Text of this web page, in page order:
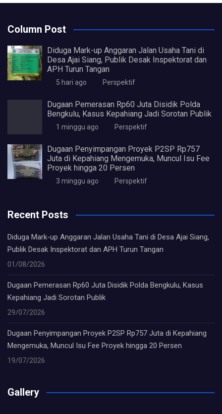
Column Post
Diduga Mark-up Anggaran Jalan Usaha Tani di
Desa Ajai Siang, Publik Desak Inspektorat dan
APH Turun Tangan
5 hari ago Perspektif
Dugaan Pemerasan Rp60 Juta Disidik Polda
Bengkulu, Kasus Kepahiang Jadi Sorotan Publik
1 minggu ago Perspektif
Dugaan Penyimpangan Proyek P2SP Rp757
Juta di Kepahiang Mengemuka, Muncul Isu Fee
Proyek hingga 20 Persen
3 minggu ago Perspektif
Recent Posts
Diduga Mark-up Anggaran Jalan Usaha Tani di Desa Ajai Siang,
Publik Desak Inspektorat dan APH Turun Tangan
01/08/2026
Dugaan Pemerasan Rp60 Juta Disidik Polda Bengkulu, Kasus
Kepahiang Jadi Sorotan Publik
29/07/2026
Dugaan Penyimpangan Proyek P2SP Rp757 Juta di Kepahiang
Mengemuka, Muncul Isu Fee Proyek hingga 20 Persen
19/07/2026
Gallery